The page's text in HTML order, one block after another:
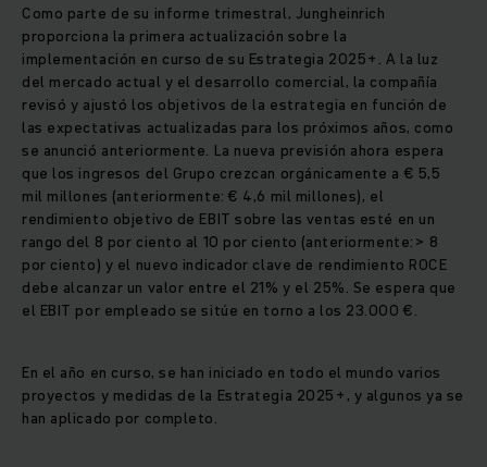
Como parte de su informe trimestral, Jungheinrich
proporciona la primera actualización sobre la
implementación en curso de su Estrategia 2025+. A la luz
del mercado actual y el desarrollo comercial, la compañía
revisó y ajustó los objetivos de la estrategia en función de
las expectativas actualizadas para los próximos años, como
se anunció anteriormente. La nueva previsión ahora espera
que los ingresos del Grupo crezcan orgánicamente a € 5,5
mil millones (anteriormente: € 4,6 mil millones), el
rendimiento objetivo de EBIT sobre las ventas esté en un
rango del 8 por ciento al 10 por ciento (anteriormente:> 8
por ciento) y el nuevo indicador clave de rendimiento ROCE
debe alcanzar un valor entre el 21% y el 25%. Se espera que
el EBIT por empleado se sitúe en torno a los 23.000 €.
En el año en curso, se han iniciado en todo el mundo varios
proyectos y medidas de la Estrategia 2025+, y algunos ya se
han aplicado por completo.